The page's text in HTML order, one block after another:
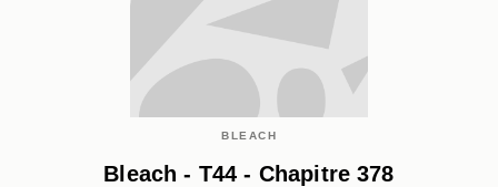
BLEACH
Bleach - T44 - Chapitre 378